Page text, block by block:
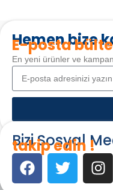
Hemen bize
E-posta
En yeni ürünler ve
Bizi Sosyal
takip edin !